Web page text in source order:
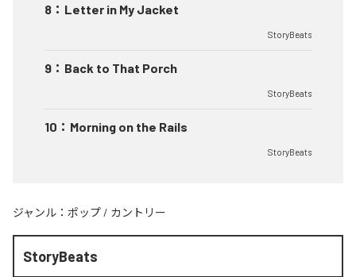
8 ： Letter in My Jacket
StoryBeats
9 ： Back to That Porch
StoryBeats
10 ： Morning on the Rails
StoryBeats
ジャンル： ポップ / カントリー
StoryBeats